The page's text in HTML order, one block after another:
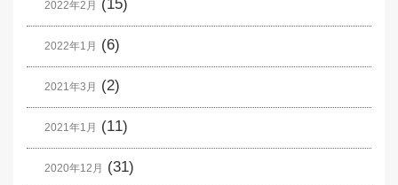
2022年2月 (15)
2022年1月 (6)
2021年3月 (2)
2021年1月 (11)
2020年12月 (31)